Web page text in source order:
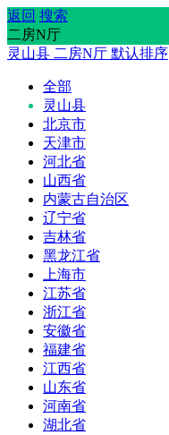
返回 搜索
二房N厅
灵山县 二房N厅 默认排序
全部
灵山县
北京市
天津市
河北省
山西省
内蒙古自治区
辽宁省
吉林省
黑龙江省
上海市
江苏省
浙江省
安徽省
福建省
江西省
山东省
河南省
湖北省